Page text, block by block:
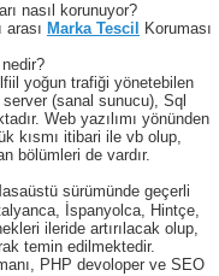
nasıl korunuyor?
arası Marka Tescil
Koruması
yoğun trafiği yönetebilen
(sanal sunucu), Sql
Web yazılımı yönünden
kısmı itibari ile vb olup,
bölümleri de vardır.
sürümünde geçerli
İspanyolca, Hintçe,
ileride artırılacak olup,
temin edilmektedir.
PHP devoloper ve SEO